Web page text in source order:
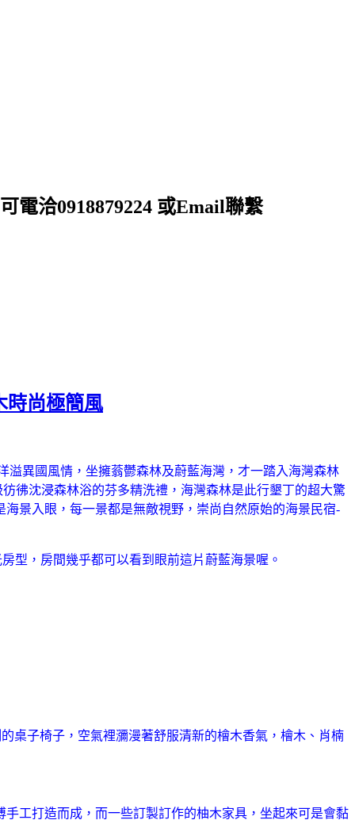
電洽0918879224 或Email聯繫
時尚極簡風
溢異國風情，坐擁蓊鬱森林及蔚藍海灣，才一踏入海灣森林
彿沈浸森林浴的芬多精洗禮，海灣森林是此行墾丁的超大驚
景入眼，每一景都是無敵視野，崇尚自然原始的海景民宿-
型，房間幾乎都可以看到眼前這片蔚藍海景喔。
桌子椅子，空氣裡瀰漫著舒服清新的檜木香氣，檜木、肖楠
工打造而成，而一些訂製訂作的柚木家具，坐起來可是會黏